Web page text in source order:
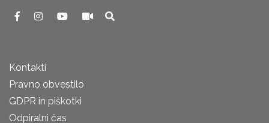
Kontakti
Pravno obvestilo
GDPR in piškotki
Odpiralni čas